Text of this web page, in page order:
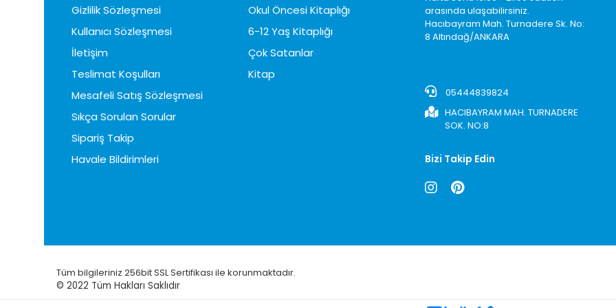
Gizlilik Sözleşmesi
Kullanıcı Sözleşmesi
İletişim
Teslimat Koşulları
Mesafeli Satış Sözleşmesi
Sıkça Sorulan Sorular
Sipariş Takip
Havale Bildirimleri
Okul Öncesi Kitaplığı
6-12 Yaş Kitaplığı
Çok Satanlar
Kitap
arasında ulaşabilirsiniz.
Hacıbayram Mah. Turnadere Sk. No:
8 Altındağ/ANKARA
05444839824
HACIBAYRAM MAH. TURNADERE
SOK. NO:8
Bizi Takip Edin
Tüm bilgileriniz 256bit SSL Sertifikası ile korunmaktadır.
© 2022 Tüm Hakları Saklıdır